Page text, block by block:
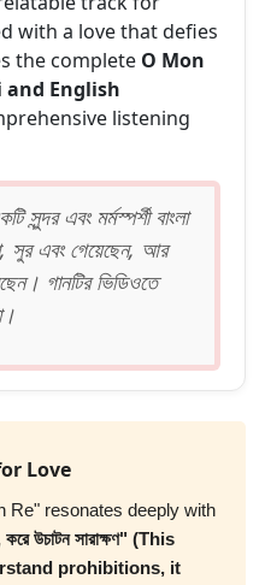
with a love that defies
the complete O Mon
and English
listening
এবং মর্মস্পর্শী বাংলা
সুর এবং গেয়েছেন, আর
গানটির ভিডিওতে
Love
Re" resonates deeply with
উচাটন সারাক্ষণ" (This
prohibitions, it